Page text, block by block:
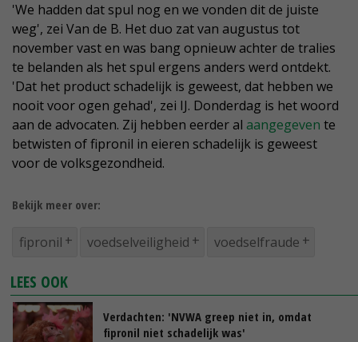
'We hadden dat spul nog en we vonden dit de juiste
weg', zei Van de B. Het duo zat van augustus tot
november vast en was bang opnieuw achter de tralies
te belanden als het spul ergens anders werd ontdekt.
'Dat het product schadelijk is geweest, dat hebben we
nooit voor ogen gehad', zei IJ. Donderdag is het woord
aan de advocaten. Zij hebben eerder al aangegeven te
betwisten of fipronil in eieren schadelijk is geweest
voor de volksgezondheid.
Bekijk meer over:
fipronil voedselveiligheid voedselfraude
LEES OOK
Verdachten: 'NVWA greep niet in, omdat
fipronil niet schadelijk was'